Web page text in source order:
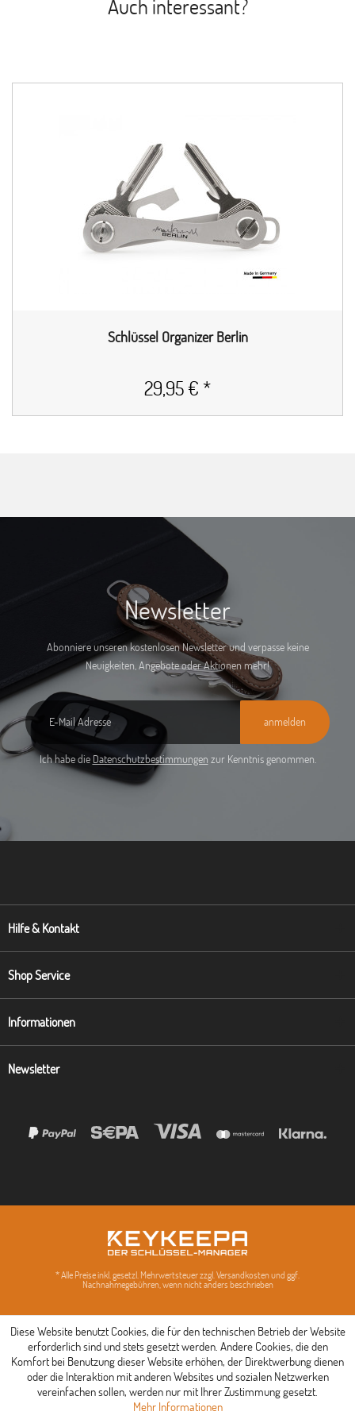
Auch interessant?
Schlüssel Organizer Berlin
29,95 € *
Newsletter
Abonniere unseren kostenlosen Newsletter und verpasse keine
Neuigkeiten, Angebote oder Aktionen mehr!
anmelden
Ich habe die Datenschutzbestimmungen zur Kenntnis genommen.
Hilfe & Kontakt
Shop Service
Informationen
Newsletter
* Alle Preise inkl. gesetzl. Mehrwertsteuer zzgl. Versandkosten und ggf.
Nachnahmegebühren, wenn nicht anders beschrieben
Diese Website benutzt Cookies, die für den technischen Betrieb der Website
erforderlich sind und stets gesetzt werden. Andere Cookies, die den
Komfort bei Benutzung dieser Website erhöhen, der Direktwerbung dienen
oder die Interaktion mit anderen Websites und sozialen Netzwerken
vereinfachen sollen, werden nur mit Ihrer Zustimmung gesetzt.
Mehr Informationen